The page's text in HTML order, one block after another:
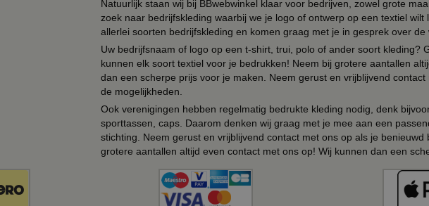
Natuurlijk staan wij bij BBwebwinkel klaar voor bedrijven, zowel grote
zoek naar bedrijfskleding waarbij we je logo of ontwerp op een textiel
allerlei soorten bedrijfskleding en komen graag met je in gesprek over de
Uw bedrijfsnaam of logo op een t-shirt, trui, polo of ander soort kleding?
kunnen elk soort textiel voor je bedrukken! Neem bij grotere aantallen
dan een scherpe prijs voor je maken. Neem gerust en vrijblijvend
de mogelijkheden.
Ook verenigingen hebben regelmatig bedrukte kleding nodig, denk
sporttassen, caps. Daarom denken wij graag met je mee aan een
stichting. Neem gerust en vrijblijvend contact met ons op als je
grotere aantallen altijd even contact met ons op! Wij kunnen dan een